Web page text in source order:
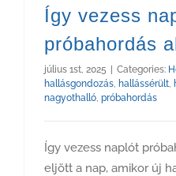
Így vezess
próbahordás
július 1st, 2025 | Categories:
hallásgondozás hallássérült
nagyothalló próbahordás
Így vezess naplót
eljött a nap, amikor új